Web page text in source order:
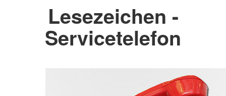
Lesezeichen -
Servicetelefon